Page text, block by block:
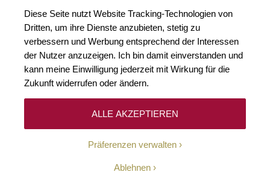
Diese Seite nutzt Website Tracking-Technologien von
Dritten, um ihre Dienste anzubieten, stetig zu
verbessern und Werbung entsprechend der Interessen
der Nutzer anzuzeigen. Ich bin damit einverstanden und
kann meine Einwilligung jederzeit mit Wirkung für die
Zukunft widerrufen oder ändern.
Präferenzen verwalten
Ablehnen
ALLE AKZEPTIEREN
Zum Ende der Bildgalerie springen
Zum Anfang der